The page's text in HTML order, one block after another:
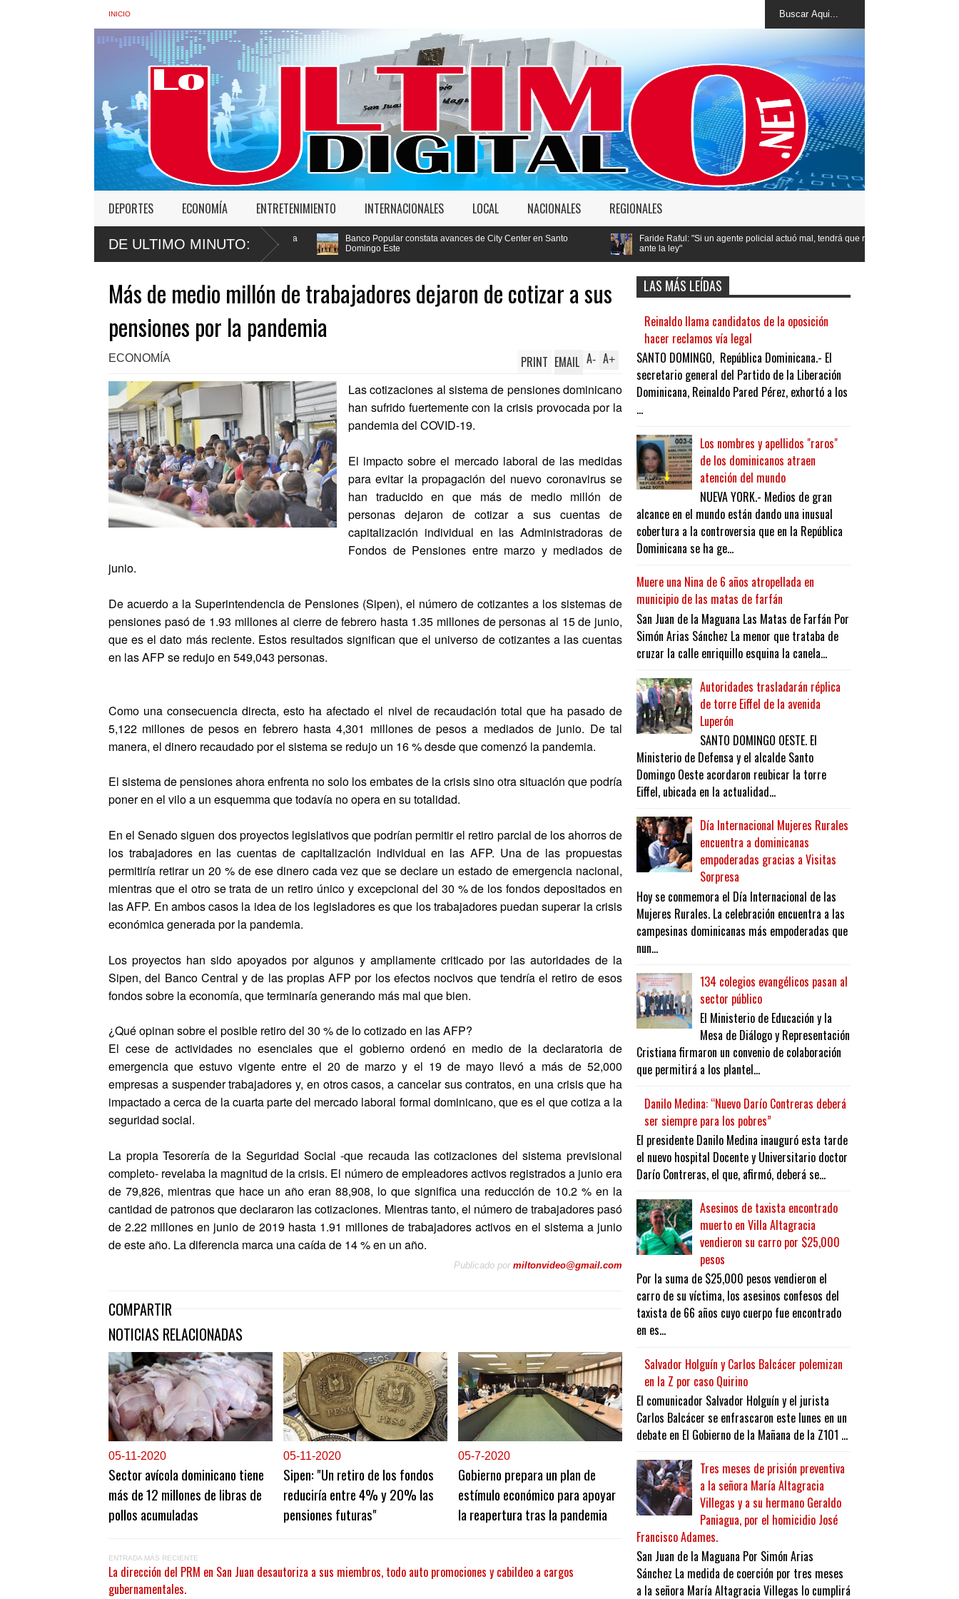
INICIO
DEPORTES ECONOMÍA ENTRETENIMIENTO INTERNACIONALES LOCAL NACIONALES REGIONALES
DE ULTIMO MINUTO:
en condición migratoria irregular durante la última
Banco Popular constata avances de City Center en Santo
Domingo Este
Faride Raful: "Si un agente policial actuó mal, tendrá que responder
Más de medio millón de trabajadores dejaron de cotizar a sus
pensiones por la pandemia
ECONOMÍA A+
A-
PRINT EMAIL
Las cotizaciones al sistema de pensiones dominicano
han sufrido fuertemente con la crisis provocada por la
pandemia del COVID-19.
El impacto sobre el mercado laboral de las medidas
para evitar la propagación del nuevo coronavirus se
han traducido en que más de medio millón de
personas dejaron de cotizar a sus cuentas de
capitalización individual en las Administradoras de
Fondos de Pensiones entre marzo y mediados de
junio.
De acuerdo a la Superintendencia de Pensiones (Sipen), el número de cotizantes a los sistemas de
pensiones pasó de 1.93 millones al cierre de febrero hasta 1.35 millones de personas al 15 de junio,
que es el dato más reciente. Estos resultados significan que el universo de cotizantes a las cuentas
en las AFP se redujo en 549,043 personas.
Como una consecuencia directa, esto ha afectado el nivel de recaudación total que ha pasado de
5,122 millones de pesos en febrero hasta 4,301 millones de pesos a mediados de junio. De tal
manera, el dinero recaudado por el sistema se redujo un 16 % desde que comenzó la pandemia.
El sistema de pensiones ahora enfrenta no solo los embates de la crisis sino otra situación que podría
poner en el vilo a un esquemma que todavía no opera en su totalidad.
En el Senado siguen dos proyectos legislativos que podrían permitir el retiro parcial de los ahorros de
los trabajadores en las cuentas de capitalización individual en las AFP. Una de las propuestas
permitiría retirar un 20 % de ese dinero cada vez que se declare un estado de emergencia nacional,
mientras que el otro se trata de un retiro único y excepcional del 30 % de los fondos depositados en
las AFP. En ambos casos la idea de los legisladores es que los trabajadores puedan superar la crisis
económica generada por la pandemia.
Los proyectos han sido apoyados por algunos y ampliamente criticado por las autoridades de la
Sipen, del Banco Central y de las propias AFP por los efectos nocivos que tendría el retiro de esos
fondos sobre la economía, que terminaría generando más mal que bien.
¿Qué opinan sobre el posible retiro del 30 % de lo cotizado en las AFP?
El cese de actividades no esenciales que el gobierno ordenó en medio de la declaratoria de
emergencia que estuvo vigente entre el 20 de marzo y el 19 de mayo llevó a más de 52,000
empresas a suspender trabajadores y, en otros casos, a cancelar sus contratos, en una crisis que ha
impactado a cerca de la cuarta parte del mercado laboral formal dominicano, que es el que cotiza a la
seguridad social.
La propia Tesorería de la Seguridad Social -que recauda las cotizaciones del sistema previsional
completo- revelaba la magnitud de la crisis. El número de empleadores activos registrados a junio era
de 79,826, mientras que hace un año eran 88,908, lo que significa una reducción de 10.2 % en la
cantidad de patronos que declararon las cotizaciones. Mientras tanto, el número de trabajadores pasó
de 2.22 millones en junio de 2019 hasta 1.91 millones de trabajadores activos en el sistema a junio
de este año. La diferencia marca una caída de 14 % en un año.
Publicado por miltonvideo@gmail.com
COMPARTIR
NOTICIAS RELACIONADAS
05-11-2020
Sector avícola dominicano tiene
más de 12 millones de libras de
pollos acumuladas
05-11-2020
Sipen: "Un retiro de los fondos
reduciría entre 4% y 20% las
pensiones futuras"
05-7-2020
Gobierno prepara un plan de
estímulo económico para apoyar
la reapertura tras la pandemia
ENTRADA MÁS RECIENTE
La dirección del PRM en San Juan desautoriza a sus miembros, todo auto promociones y cabildeo a cargos
gubernamentales.
LAS MÁS LEÍDAS
Reinaldo llama candidatos de la oposición
hacer reclamos vía legal
SANTO DOMINGO, República Dominicana.- El
secretario general del Partido de la Liberación
Dominicana, Reinaldo Pared Pérez, exhortó a los
...
Los nombres y apellidos "raros"
de los dominicanos atraen
atención del mundo
NUEVA YORK.- Medios de gran
alcance en el mundo están dando una inusual
cobertura a la controversia que en la República
Dominicana se ha ge...
Muere una Nina de 6 años atropellada en
municipio de las matas de farfán
San Juan de la Maguana Las Matas de Farfán Por
Simón Arias Sánchez La menor que trataba de
cruzar la calle enriquillo esquina la canela...
Autoridades trasladarán réplica
de torre Eiffel de la avenida
Luperón
SANTO DOMINGO OESTE. El
Ministerio de Defensa y el alcalde Santo
Domingo Oeste acordaron reubicar la torre
Eiffel, ubicada en la actualidad...
Día Internacional Mujeres Rurales
encuentra a dominicanas
empoderadas gracias a Visitas
Sorpresa
Hoy se conmemora el Día Internacional de las
Mujeres Rurales. La celebración encuentra a las
campesinas dominicanas más empoderadas que
nun...
134 colegios evangélicos pasan al
sector público
El Ministerio de Educación y la
Mesa de Diálogo y Representación
Cristiana firmaron un convenio de colaboración
que permitirá a los plantel...
Danilo Medina: “Nuevo Darío Contreras deberá
ser siempre para los pobres”
El presidente Danilo Medina inauguró esta tarde
el nuevo hospital Docente y Universitario doctor
Darío Contreras, el que, afirmó, deberá se...
Asesinos de taxista encontrado
muerto en Villa Altagracia
vendieron su carro por $25,000
pesos
Por la suma de $25,000 pesos vendieron el
carro de su víctima, los asesinos confesos del
taxista de 66 años cuyo cuerpo fue encontrado
en es...
Salvador Holguín y Carlos Balcácer polemizan
en la Z por caso Quirino
El comunicador Salvador Holguín y el jurista
Carlos Balcácer se enfrascaron este lunes en un
debate en El Gobierno de la Mañana de la Z101 ...
Tres meses de prisión preventiva
a la señora María Altagracia
Villegas y a su hermano Geraldo
Paniagua, por el homicidio José
Francisco Adames.
San Juan de la Maguana Por Simón Arias
Sánchez La medida de coerción por tres meses
a la señora María Altagracia Villegas lo cumplirá